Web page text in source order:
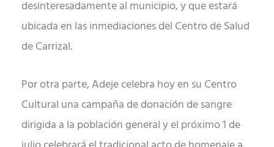
desinteresadamente al municipio, y que estará
ubicada en las inmediaciones del Centro de Salud
de Carrizal.
Por otra parte, Adeje celebra hoy en su Centro
Cultural una campaña de donación de sangre
dirigida a la población general y el próximo 1 de